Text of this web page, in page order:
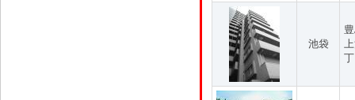
池袋